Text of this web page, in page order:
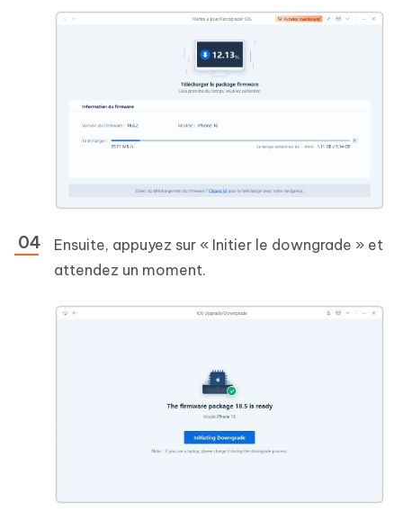
Ensuite, appuyez sur « Initier le downgrade » et
attendez un moment.